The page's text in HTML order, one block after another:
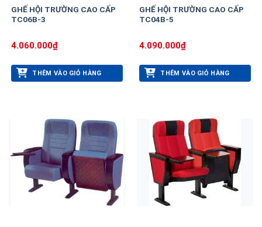
GHẾ HỘI TRƯỜNG CAO CẤP
TC06B-3
4.060.000₫
THÊM VÀO GIỎ HÀNG
GHẾ HỘI TRƯỜNG CAO CẤP
TC04B-5
4.090.000₫
THÊM VÀO GIỎ HÀNG